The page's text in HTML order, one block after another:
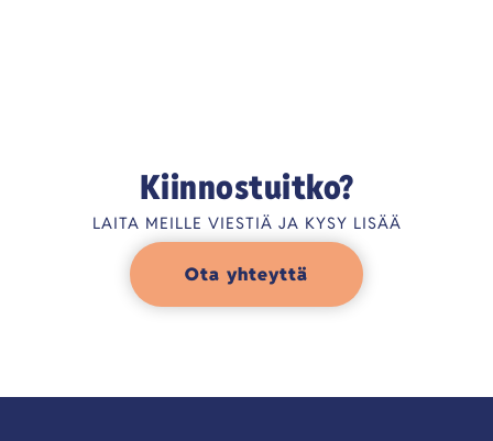
Kiinnostuitko?
LAITA MEILLE VIESTIÄ JA KYSY LISÄÄ
Ota yhteyttä